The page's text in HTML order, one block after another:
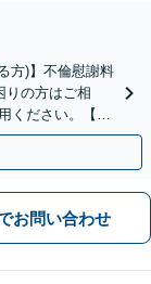
方)】不倫慰謝料
りの方はご相
ください。【初
お問い合わせ